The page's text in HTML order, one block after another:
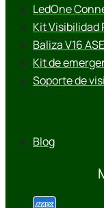
LedOne
Kit Visibilidad
Baliza V16
Kit de
Soporte de
Blog